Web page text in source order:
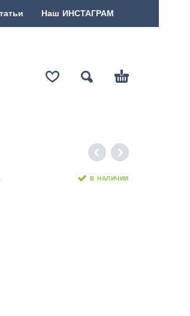
Наш ИНСТАГРАМ
В НАЛИЧИИ